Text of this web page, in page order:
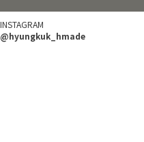
INSTAGRAM
@hyungkuk_hmade